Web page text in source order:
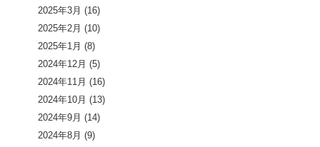
2025年3月 (16)
2025年2月 (10)
2025年1月 (8)
2024年12月 (5)
2024年11月 (16)
2024年10月 (13)
2024年9月 (14)
2024年8月 (9)